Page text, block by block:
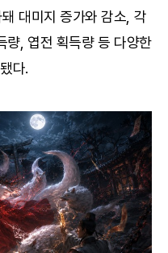
돼 대미지 증가와 감소, 각
량, 엽전 획득량 등 다양한
다.